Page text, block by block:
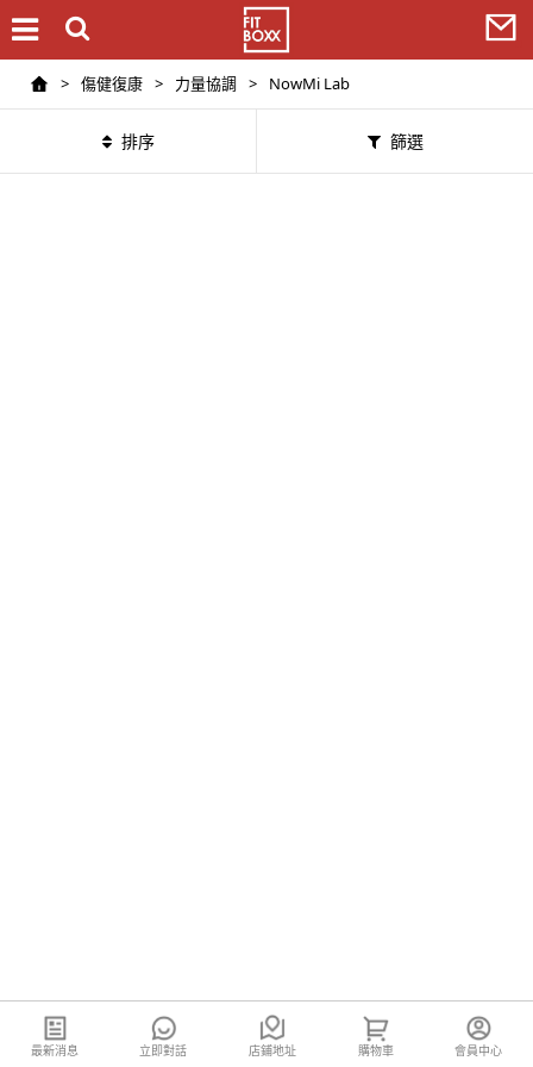
> 傷健復康 > 力量協調 > NowMi Lab
排序 篩選
最新消息 立即對話 店鋪地址 購物車 會員中心